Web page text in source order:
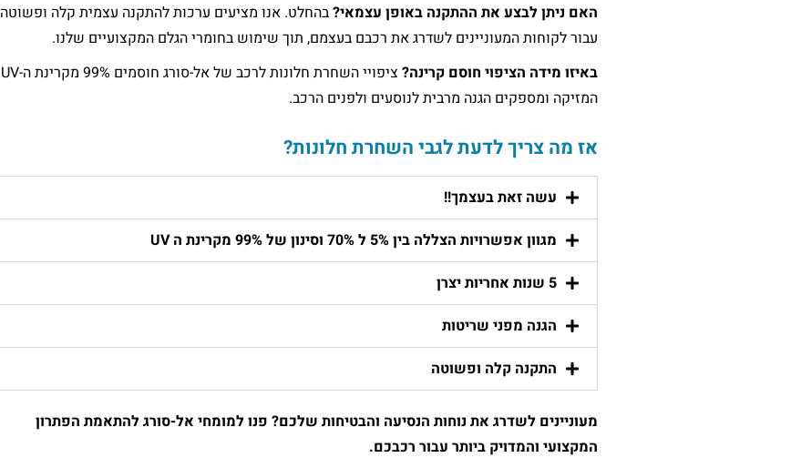
האם ניתן לבצע את ההתקנה באופן עצמאי?בהחלט. אנו מציעים ערכות להתקנה עצמית קלה ופשוטה
עבור לקוחות המעוניינים לשדרג את רכבם בעצמם, תוך שימוש בחומרי הגלם המקצועיים שלנו.
באיזו מידה הציפוי חוסם קרינה?
ציפויי השחרת חלונות לרכב של אל-סורג חוסמים 99% מקרינת ה-UV
המזיקה ומספקים הגנה מרבית לנוסעים ולפנים הרכב.
אז מה צריך לדעת לגבי השחרת חלונות?
עשה זאת בעצמך!!
מגוון אפשרויות הצללה בין 5% ל 70% וסינון של 99% מקרינת ה UV
5 שנות אחריות יצרן
הגנה מפני שריטות
התקנה קלה ופשוטה
מעוניינים לשדרג את נוחות הנסיעה והבטיחות שלכם? פנו למומחי אל-סורג להתאמת הפתרון
המקצועי והמדויק ביותר עבור רכבכם.